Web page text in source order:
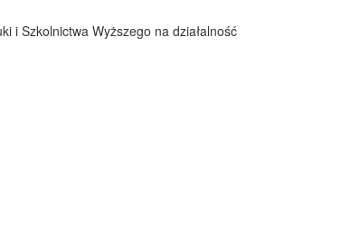
i Szkolnictwa Wyższego na działalność